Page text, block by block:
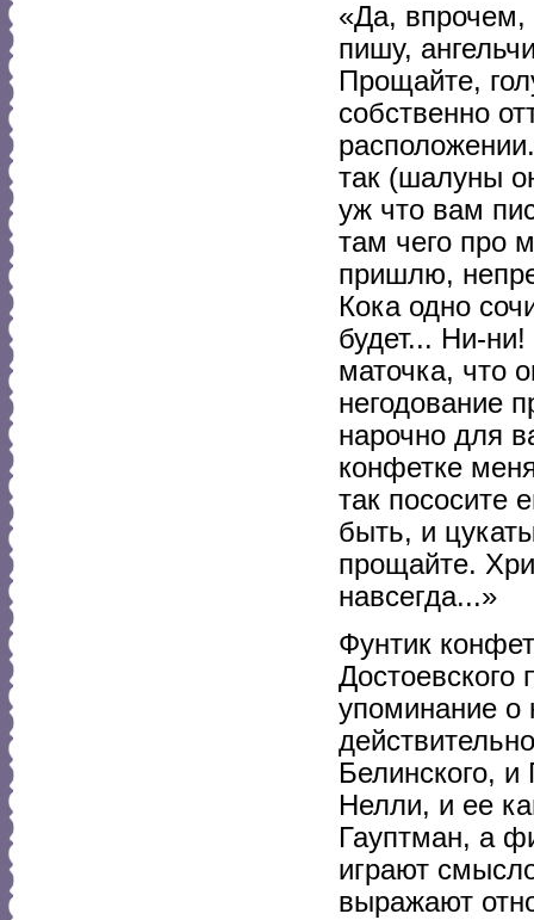
«Да, впрочем,
пишу,
Прощайте,
собственно
так (шалуны
уж что вам
там чего про
пришлю,
Кока одно
будет... Ни-
маточка, что
негодование
нарочно для
конфетке
так пососите
быть, и
прощайте.
навсегда...»
Фунтик
упоминание о
Белинского,
Нелли, и ее
Гауптман, а
играют
выражают